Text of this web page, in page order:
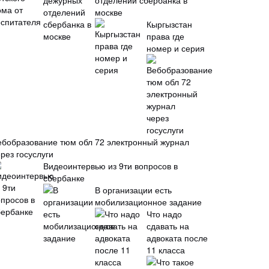
москве
Кыргызстан
права где
номер и серия
тюм обл 72 электронный журнал
госуслуги
Видеоинтервью из 9ти вопросов в
сбербанке
В организации есть
мобилизационное задание
Что надо
сдавать на
адвоката после
11 класса